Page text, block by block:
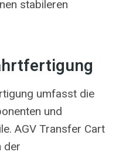
stabileren
umfasst die
und
AGV Transfer Cart
der